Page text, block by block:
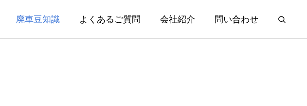
廃車豆知識 よくあるご質問 会社紹介 問い合わせ